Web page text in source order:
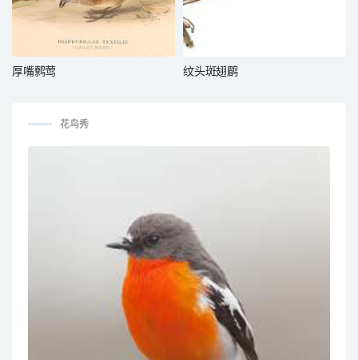
厚嘴鹩莺 纹头斑翅鹛
花鸟秀